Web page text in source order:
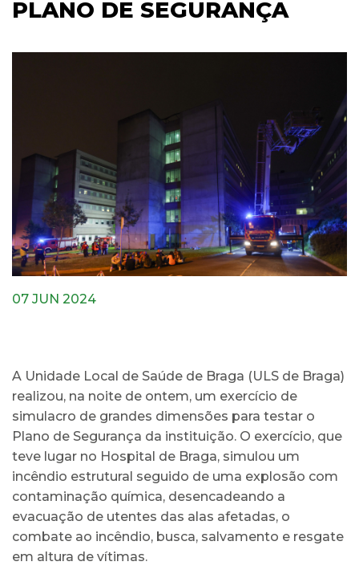
PLANO DE SEGURANÇA
07 JUN 2024
A Unidade Local de Saúde de Braga (ULS de Braga)
realizou, na noite de ontem, um exercício de
simulacro de grandes dimensões para testar o
Plano de Segurança da instituição. O exercício, que
teve lugar no Hospital de Braga, simulou um
incêndio estrutural seguido de uma explosão com
contaminação química, desencadeando a
evacuação de utentes das alas afetadas, o
combate ao incêndio, busca, salvamento e resgate
em altura de vítimas.